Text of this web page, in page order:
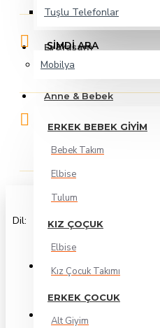
Tuşlu Telefonlar
Ev&Yaşam
Mobilya
Anne & Bebek
ERKEK BEBEK GIYIM
Bebek Takım
Elbise
Tulum
KIZ ÇOÇUK
Elbise
Kız Çocuk Takımı
ERKEK ÇOCUK
Alt Giyim
ŞİMDİ ARA
0312 425 06 04
BİZE YAZIN
Dil: